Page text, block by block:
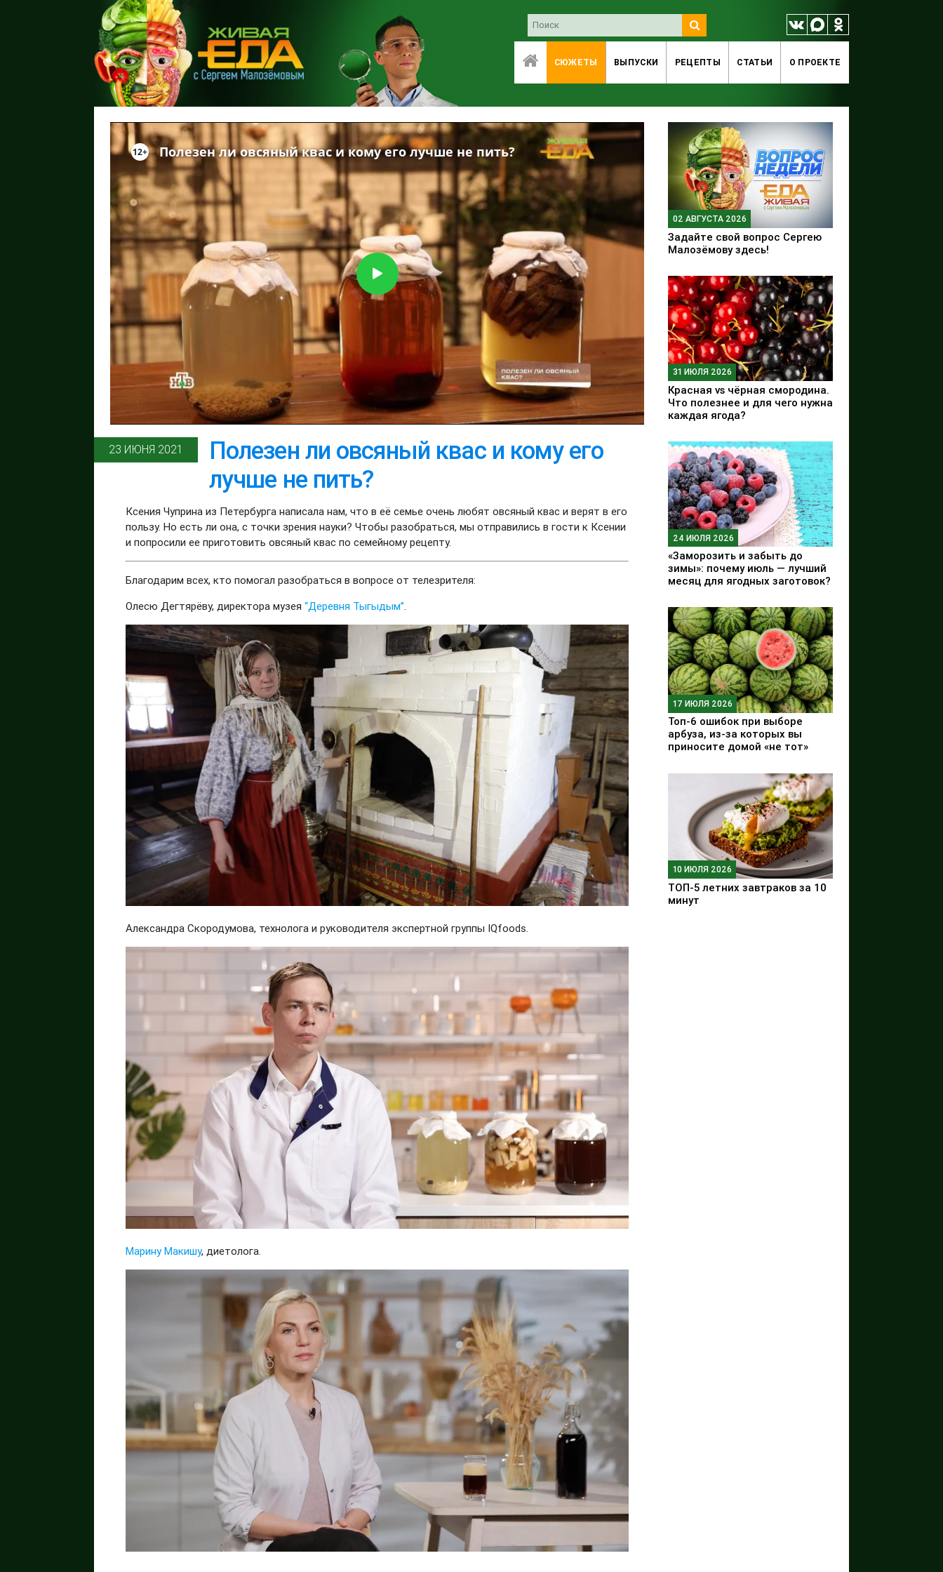
СЮЖЕТЫ ВЫПУСКИ РЕЦЕПТЫ СТАТЬИ O ПРОЕКТЕ
23 ИЮНЯ 2021
Полезен ли овсяный квас и кому его
лучше не пить?
Ксения Чуприна из Петербурга написала нам, что в её семье очень любят овсяный квас и верят в его
пользу. Но есть ли она, с точки зрения науки? Чтобы разобраться, мы отправились в гости к Ксении
и попросили ее приготовить овсяный квас по семейному рецепту.
Благодарим всех, кто помогал разобраться в вопросе от телезрителя:
Олесю Дегтярёву, директора музея“Деревня Тыгыдым”
Александра Скородумова, технолога и руководителя экспертной группы IQfoods.
Марину Макишу, диетолога.
02 АВГУСТА 2026
Задайте свой вопрос Сергею
Малозёмову здесь!
31 ИЮЛЯ 2026
Красная vs чёрная смородина.
Что полезнее и для чего нужна
каждая ягода?
24 ИЮЛЯ 2026
«Заморозить и забыть до
зимы»: почему июль — лучший
месяц для ягодных заготовок?
17 ИЮЛЯ 2026
Топ-6 ошибок при выборе
арбуза, из-за которых вы
приносите домой «не тот»
10 ИЮЛЯ 2026
ТОП-5 летних завтраков за 10
минут